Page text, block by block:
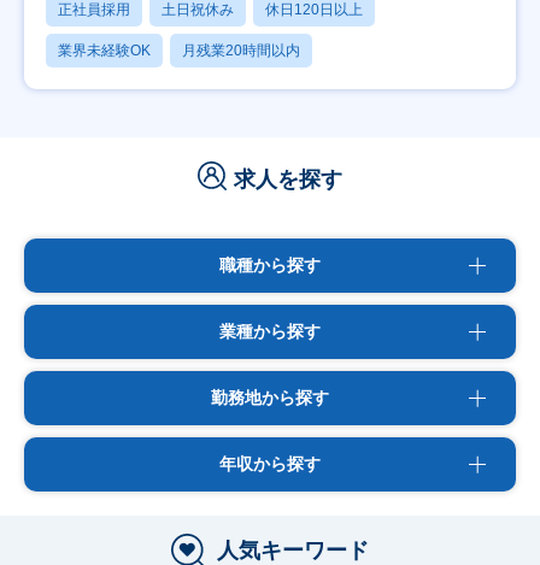
正社員採用 土日祝休み 休日120日以上
業界未経験OK 月残業20時間以内
求人を探す
職種から探す
業種から探す
勤務地から探す
年収から探す
人気キーワード